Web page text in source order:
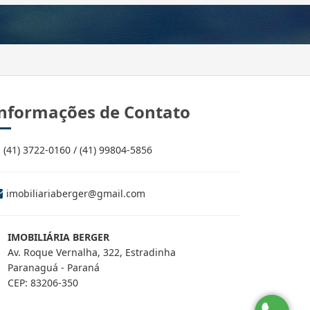
de Contato
(41) 3722-0160 / (41) 99804-5856
imobiliariaberger@gmail.com
IMOBILIÁRIA BERGER
Av. Roque Vernalha, 322, Estradinha
Paranaguá - Paraná
CEP: 83206-350